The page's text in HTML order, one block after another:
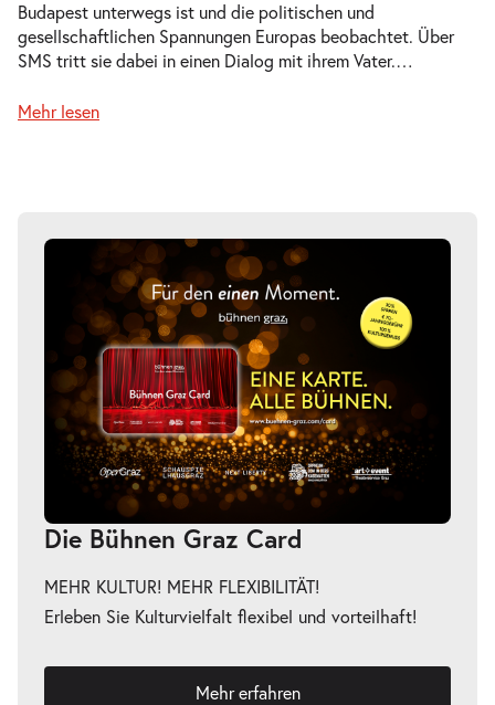
14.10.2026
Mi. 14.10.2026
20:00 Uhr
Tickets
15.10.2026
20:00 Uhr
Tickets
ФielföلkaŠtát-
Do.
29.10.2026
Do. 29.10.2026
20:00 Uhr
Tickets
ФielföلkaŠtát-
Fr.
Tickets
Budapest unterwegs ist und die politischen und
gesellschaftlichen Spannungen Europas beobachtet. Über
SMS tritt sie dabei in einen Dialog mit ihrem Vater.…
Mehr lesen
Die Bühnen Graz Card
MEHR KULTUR! MEHR FLEXIBILITÄT!
Erleben Sie Kulturvielfalt flexibel und vorteilhaft!
Mehr erfahren